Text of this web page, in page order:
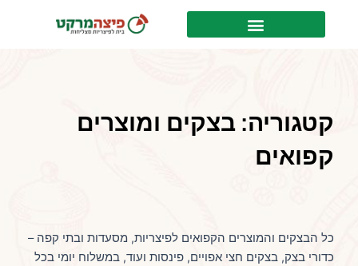
קטגוריה: בצקים ומוצרים
קפואים
כל הבצקים והמוצרים הקפואים לפיצריות, מסעדות ובתי קפה –
כדורי בצק, בצקים חצי אפויים, פינסות ועוד, במשלוח יומי בכל